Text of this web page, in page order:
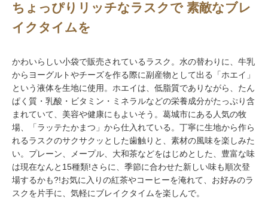
ちょっぴりリッチなラスクで 素敵なブレ
イクタイムを
かわいらしい小袋で販売されているラスク。水の替わりに、牛乳
からヨーグルトやチーズを作る際に副産物として出る「ホエイ」
という液体を生地に使用。ホエイは、低脂質でありながら、たん
ぱく質・乳酸・ビタミン・ミネラルなどの栄養成分がたっぷり含
まれていて、美容や健康にもよいそう。葛城市にある人気の牧
場、「ラッテたかまつ」から仕入れている。丁寧に生地から作ら
れるラスクのサクサクッとした歯触りと、素材の風味を楽しみた
い。プレーン、メープル、大和茶などをはじめとした、豊富な味
は現在なんと15種類!さらに、季節に合わせた新しい味も順次登
場するかも?!お気に入りの紅茶やコーヒーを淹れて、お好みのラ
スクを片手に、気軽にブレイクタイムを楽しんで。